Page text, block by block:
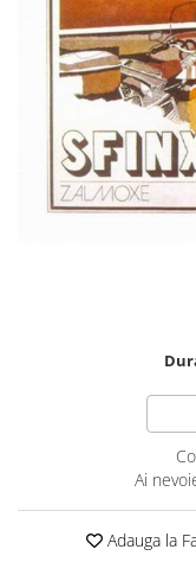
Viniluri Românești
Colecția Electrecord
Ai
Adauga la